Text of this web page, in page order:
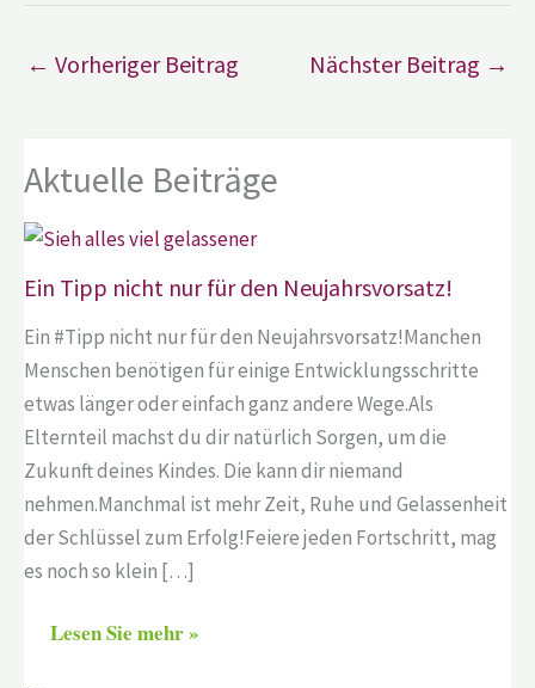
← Vorheriger Beitrag Nächster Beitrag →
Aktuelle Beiträge
Ein Tipp nicht nur für den Neujahrsvorsatz!
Ein #Tipp nicht nur für den Neujahrsvorsatz!Manchen
Menschen benötigen für einige Entwicklungsschritte
etwas länger oder einfach ganz andere Wege.Als
Elternteil machst du dir natürlich Sorgen, um die
Zukunft deines Kindes. Die kann dir niemand
nehmen.Manchmal ist mehr Zeit, Ruhe und Gelassenheit
der Schlüssel zum Erfolg!Feiere jeden Fortschritt, mag
es noch so klein […]
Lesen Sie mehr »